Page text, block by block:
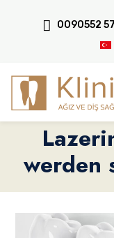
0090552
werden